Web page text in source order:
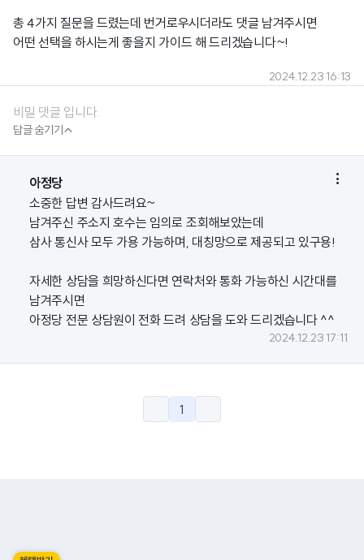
총 4가지 질문을 드렸는데 번거로우시더라도 댓글 남겨주시면
어떤 선택을 하시는게 좋을지 가이드 해 드리겠습니다~!
2024.12.23 16:13
비밀 댓글 입니다.
답글 숨기기
아정당 
소중한 답변 감사드려요~
남겨주신 주소지 호수는 임의로 조회해보았는데
삼사 통신사 모두 가용 가능하며, 대칭망으로 제공되고 있구용!
자세한 상담을 희망하신다면 연락처와 통화 가능하신 시간대를
남겨주시면
아정당 전문 상담원이 전화 드려 상담을 도와 드리겠습니다 ^^
2024.12.23 17:11
1